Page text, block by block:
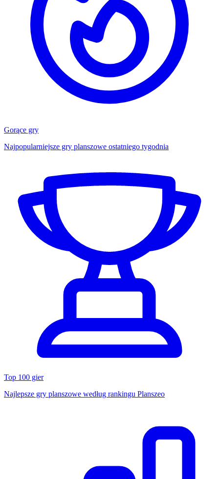
Gorące gry
Najpopularniejsze gry planszowe ostatniego tygodnia
Top 100 gier
Najlepsze gry planszowe według rankingu Planszeo